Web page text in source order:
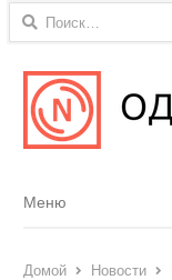
Найти:
Menu
Меню
Домой Новости